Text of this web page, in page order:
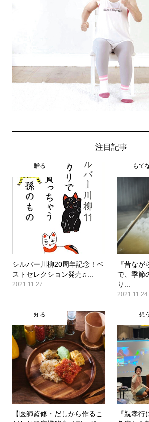
注目記事
贈る
シルバー川柳20周年記念！ベ
ストセレクション発売♫...
2021.11.27
もて
『昔なが
で、季節
り...
2021.11.24
知る
【医師監修・だしから作るこ
想う
『親孝